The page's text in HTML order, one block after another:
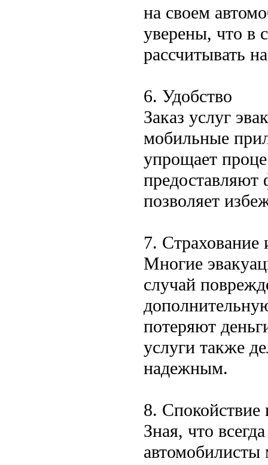
на своем
уверены, что в
рассчитывать
6. Удобство
Заказ услуг
мобильные
упрощает
предоставляют
позволяет
7. Страхование
Многие
случай
потеряют
услуги также
надежным.
8. Спокойствие
Зная, что
автомобилисты